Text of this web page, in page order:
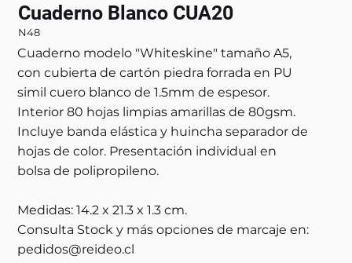
Cuaderno Blanco CUA20
N48
Cuaderno modelo "Whiteskine" tamaño A5,
con cubierta de cartón piedra forrada en PU
simil cuero blanco de 1.5mm de espesor.
Interior 80 hojas limpias amarillas de 80gsm.
Incluye banda elástica y huincha separador de
hojas de color. Presentación individual en
bolsa de polipropileno.
Medidas: 14.2 x 21.3 x 1.3 cm.
Consulta Stock y más opciones de marcaje en:
pedidos@reideo.cl